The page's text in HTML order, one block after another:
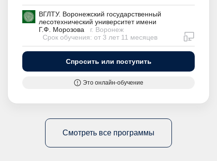
ВГЛТУ. Воронежский государственный
лесотехнический университет имени
Г.Ф. Морозова
г. Воронеж
Срок обучения: от 3 лет 11 месяцев
Спросить или поступить
Это онлайн-обучение
Смотреть все программы